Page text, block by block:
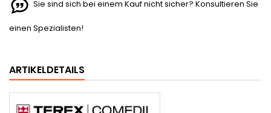
Sie sind sich bei einem Kauf nicht sicher? Konsultieren Sie
einen Spezialisten!
ARTIKELDETAILS